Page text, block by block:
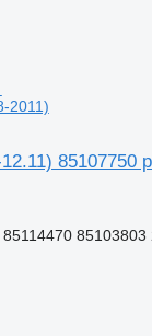
2011)
85107750